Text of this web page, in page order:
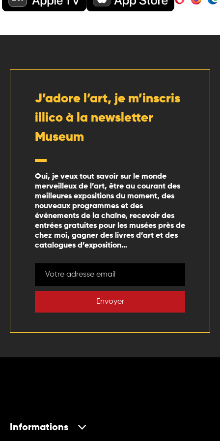
J’adore l’art, je m’inscris
illico à la newsletter
Museum
Oui, je veux tout savoir sur le monde
merveilleux de l’art, être au courant des
meilleures expositions du moment, des
nouveaux programmes et des
événements de la chaîne, recevoir des
entrées gratuites pour les musées près de
chez moi, gagner des livres d’art et des
catalogues d’exposition…
Envoyer
Informations